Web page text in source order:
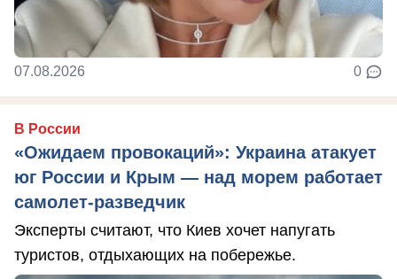
07.08.2026 0
В России
«Ожидаем провокаций»: Украина атакует
юг России и Крым — над морем работает
самолет-разведчик
Эксперты считают, что Киев хочет напугать
туристов, отдыхающих на побережье.